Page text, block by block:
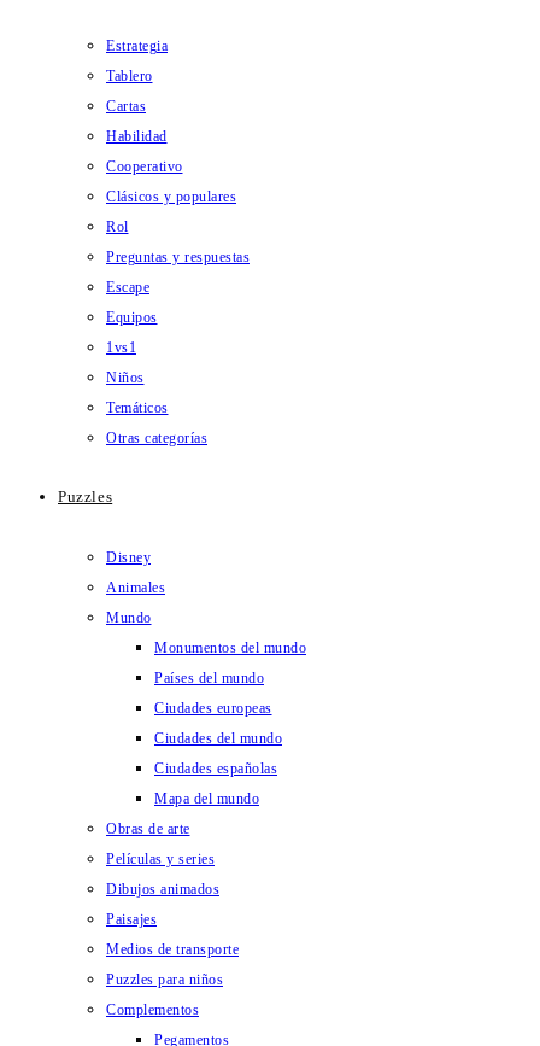
Estrategia
Tablero
Cartas
Habilidad
Cooperativo
Clásicos y populares
Rol
Preguntas y respuestas
Escape
Equipos
1vs1
Niños
Temáticos
Otras categorías
Puzzles
Disney
Animales
Mundo
Monumentos del mundo
Países del mundo
Ciudades europeas
Ciudades del mundo
Ciudades españolas
Mapa del mundo
Obras de arte
Películas y series
Dibujos animados
Paisajes
Medios de transporte
Puzzles para niños
Complementos
Pegamentos